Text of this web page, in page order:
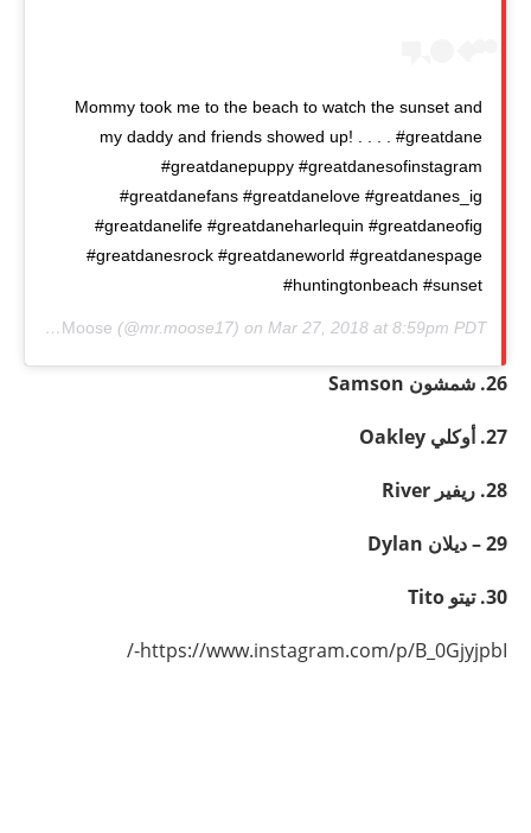
Mommy took me to the beach to watch the sunset and
my daddy and friends showed up! . . . . #greatdane
#greatdanepuppy #greatdanesofinstagram
#greatdanefans #greatdanelove #greatdanes_ig
#greatdanelife #greatdaneharlequin #greatdaneofig
#greatdanesrock #greatdaneworld #greatdanespage
#huntingtonbeach #sunset
byMoose (@mr.moose17) on Mar 27, 2018 at 8:59pm PDT
26. شمشون Samson
27. أوكلي Oakley
28. ريفير River
29 – ديلان Dylan
30. تيتو Tito
https://www.instagram.com/p/B_0GjyjpbI-/